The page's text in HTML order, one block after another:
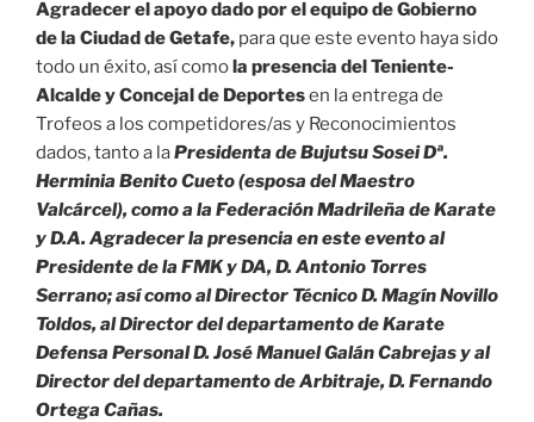
Agradecer el apoyo dado por el equipo de Gobierno
de la Ciudad de Getafe, para que este evento haya sido
todo un éxito, así comola presencia del Teniente-
Alcalde yConcejal de Deportesen la entrega de
Trofeos a los competidores/as y Reconocimientos
dados, tanto a laPresidenta de Bujutsu Sosei Dª.
Herminia Benito Cueto (esposa del Maestro
Valcárcel), como a la Federación Madrileña de Karate
y D.A. Agradecer la presencia en esteevento al
Presidente de la FMK y DA, D. Antonio Torres
Serrano; así como al Director Técnico D. Magín Novillo
Toldos, al Director del departamento de Karate
Defensa Personal D. José Manuel Galán Cabrejas y al
Director del departamento de Arbitraje, D. Fernando
Ortega Cañas.